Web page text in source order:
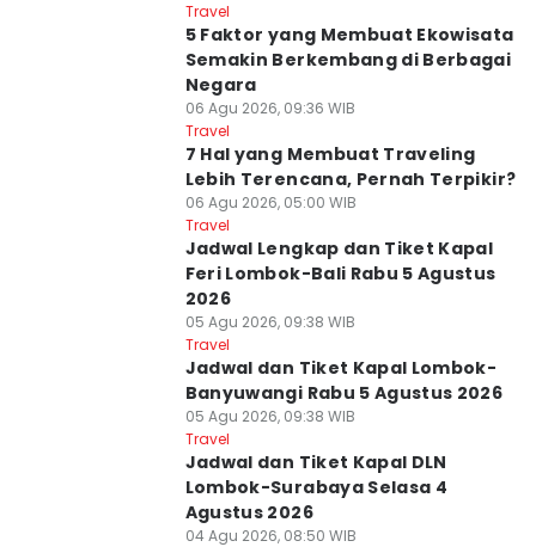
Travel
5 Faktor yang Membuat Ekowisata
Semakin Berkembang di Berbagai
Negara
06 Agu 2026, 09:36 WIB
Travel
7 Hal yang Membuat Traveling
Lebih Terencana, Pernah Terpikir?
06 Agu 2026, 05:00 WIB
Travel
Jadwal Lengkap dan Tiket Kapal
Feri Lombok-Bali Rabu 5 Agustus
2026
05 Agu 2026, 09:38 WIB
Travel
Jadwal dan Tiket Kapal Lombok-
Banyuwangi Rabu 5 Agustus 2026
05 Agu 2026, 09:38 WIB
Travel
Jadwal dan Tiket Kapal DLN
Lombok-Surabaya Selasa 4
Agustus 2026
04 Agu 2026, 08:50 WIB